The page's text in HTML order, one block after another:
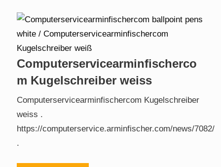
Computerservicearminfischerco
m Kugelschreiber weiss
Computerservicearminfischercom Kugelschreiber
weiss .
https://computerservice.arminfischer.com/news/7082/
.